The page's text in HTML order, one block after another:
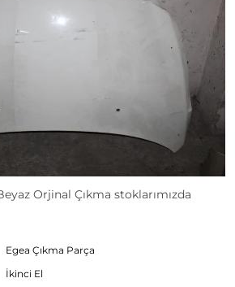
Orjinal Çıkma stoklarımızda
Egea Çıkma Parça
İkinci El